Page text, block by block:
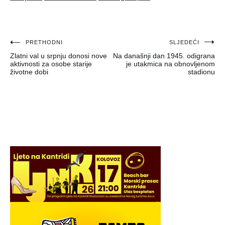
Navigacija
objava
PRETHODNI
Zlatni val u srpnju donosi nove
aktivnosti za osobe starije
životne dobi
SLJEDEĆI
Na današnji dan 1945. odigrana
je utakmica na obnovljenom
stadionu